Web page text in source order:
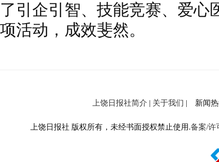
了引企引智、技能竞赛、爱心
项活动，成效斐然。
上饶日报社简介 | 关于我们 | 新闻热
上饶日报社 版权所有，未经书面授权禁止使用.备案/许